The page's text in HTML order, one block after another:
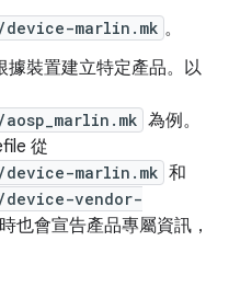
marlin.mk 。
據裝置建立特定產品。以
為例。
從
marlin.mk 和
vendor-
也會宣告產品專屬資訊，